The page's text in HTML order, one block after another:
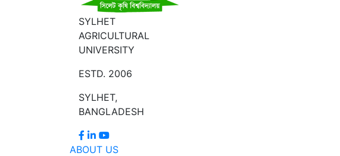
SYLHET
AGRICULTURAL
UNIVERSITY
ESTD. 2006
SYLHET,
BANGLADESH
ABOUT US